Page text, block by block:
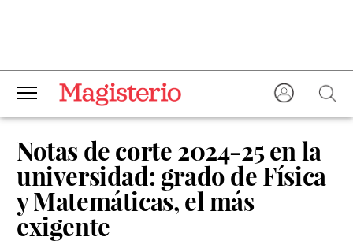
Notas de corte 2024-25 en la
universidad: grado de Física
y Matemáticas, el más
exigente